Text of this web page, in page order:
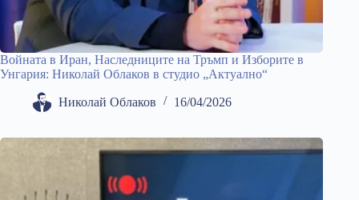
Войната в Иран, Наследниците на Тръмп и Изборите в
Унгария: Николай Облаков в студио „Актуално“
Николай Облаков 16/04/2026